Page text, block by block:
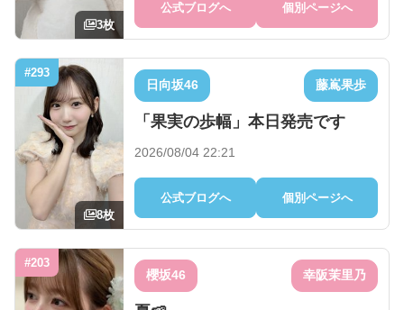
3枚
公式ブログへ 個別ページへ
#293
8枚
日向坂46 藤嶌果歩
「果実の歩幅」本日発売です
2026/08/04 22:21
公式ブログへ 個別ページへ
#203
櫻坂46 幸阪茉里乃